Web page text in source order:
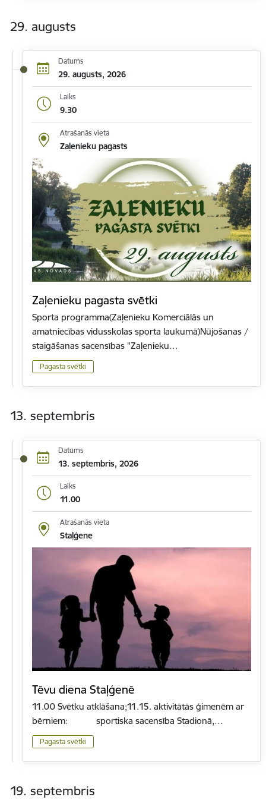
29. augusts
Datums
29. augusts, 2026
Laiks
9.30
Atrašanās vieta
Zaļenieku pagasts
Zaļenieku pagasta svētki
Sporta programma(Zaļenieku Komerciālās un
amatniecības vidusskolas sporta laukumā)Nūjošanas /
staigāšanas sacensības "Zaļenieku…
Pagasta svētki
13. septembris
Datums
13. septembris, 2026
Laiks
11.00
Atrašanās vieta
Staļģene
Tēvu diena Staļģenē
11.00 Svētku atklāšana;11.15. aktivitātās ģimenēm ar
bērniem: sportiska sacensība Stadionā,…
Pagasta svētki
19. septembris